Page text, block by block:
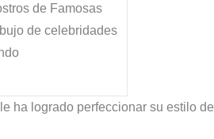
de Famosas
de celebridades
ha logrado perfeccionar su estilo de